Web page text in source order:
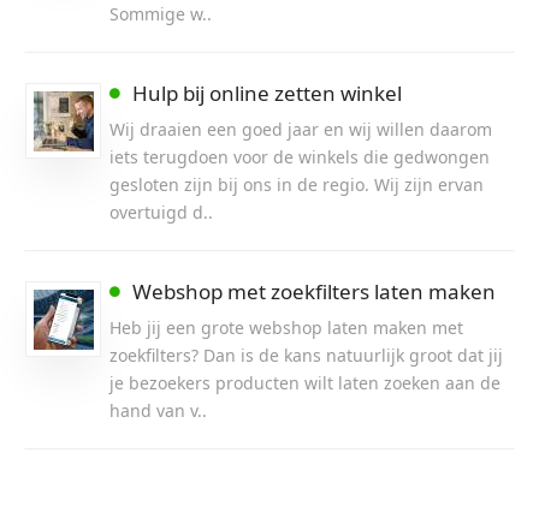
Sommige w..
Hulp bij online zetten winkel
Wij draaien een goed jaar en wij willen daarom
iets terugdoen voor de winkels die gedwongen
gesloten zijn bij ons in de regio. Wij zijn ervan
overtuigd d..
Webshop met zoekfilters laten maken
Heb jij een grote webshop laten maken met
zoekfilters? Dan is de kans natuurlijk groot dat jij
je bezoekers producten wilt laten zoeken aan de
hand van v..